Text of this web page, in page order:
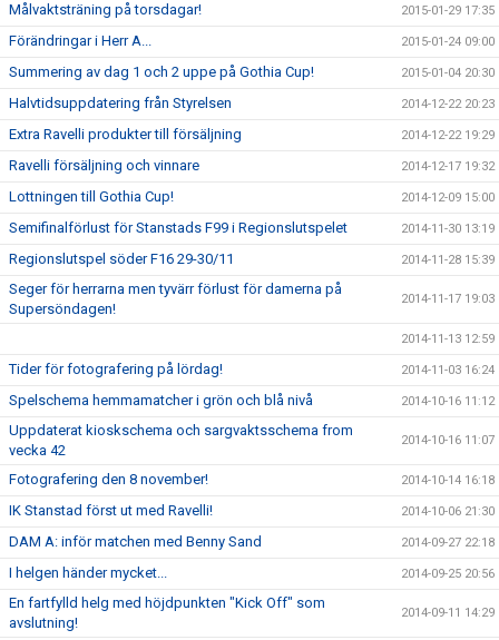
Målvaktsträning på torsdagar! 2015-01-29 17:35
Förändringar i Herr A... 2015-01-24 09:00
Summering av dag 1 och 2 uppe på Gothia Cup! 2015-01-04 20:30
Halvtidsuppdatering från Styrelsen 2014-12-22 20:23
Extra Ravelli produkter till försäljning 2014-12-22 19:29
Ravelli försäljning och vinnare 2014-12-17 19:32
Lottningen till Gothia Cup! 2014-12-09 15:00
Semifinalförlust för Stanstads F99 i Regionslutspelet 2014-11-30 13:19
Regionslutspel söder F16 29-30/11 2014-11-28 15:39
Seger för herrarna men tyvärr förlust för damerna på
Supersöndagen!
2014-11-17 19:03
2014-11-13 12:59
Tider för fotografering på lördag! 2014-11-03 16:24
Spelschema hemmamatcher i grön och blå nivå 2014-10-16 11:12
Uppdaterat kioskschema och sargvaktsschema from
vecka 42
2014-10-16 11:07
Fotografering den 8 november! 2014-10-14 16:18
IK Stanstad först ut med Ravelli! 2014-10-06 21:30
DAM A: inför matchen med Benny Sand 2014-09-27 22:18
I helgen händer mycket... 2014-09-25 20:56
En fartfylld helg med höjdpunkten "Kick Off" som
avslutning!
2014-09-11 14:29